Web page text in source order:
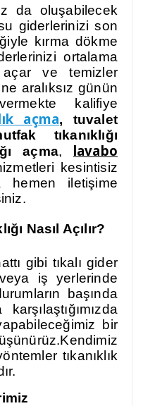
da oluşabilecek
giderlerinizi son
kırma dökme
ortalama
ve temizler
aralıksız günün
kalifiye
açma, tuvalet
tıkanıklığı
açma, lavabo
kesintisiz
hemen iletişime
Nasıl Açılır?
gibi tıkalı gider
iş yerlerinde
başında
bir
tıkanıklık